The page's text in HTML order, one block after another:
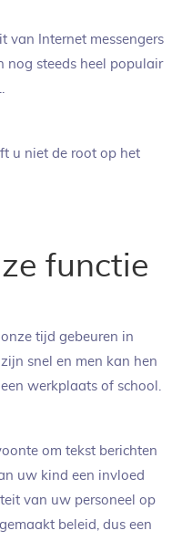
van Internet messengers
nog steeds heel populair
u niet de root op het
functie
tijd gebeuren in
snel en men kan hen
werkplaats of school.
om tekst berichten
uw kind een invloed
van uw personeel op
beleid, dus een